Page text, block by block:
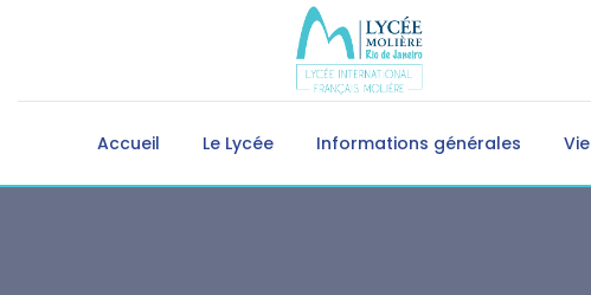
Accueil Le Lycée Informations générales